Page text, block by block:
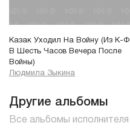
Казак Уходил На Войну (Из К-Ф
В Шесть Часов Вечера После
Войны)
Людмила Зыкина
Другие альбомы
Все альбомы исполнителя